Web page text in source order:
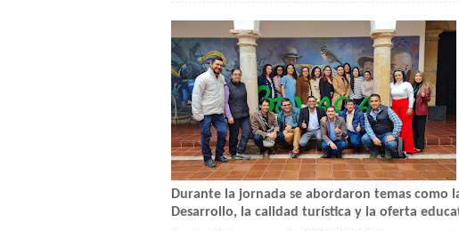
Durante la jornada se abordaron temas como
Desarrollo, la calidad turística y la oferta